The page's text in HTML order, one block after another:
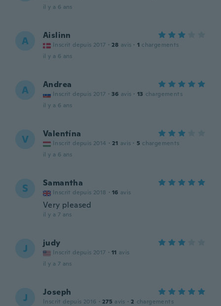
il y a 6 ans
A Aislinn
Inscrit depuis 2017 · 28 avis · 1 chargements
il y a 6 ans
A Andrea
Inscrit depuis 2017 · 36 avis · 13 chargements
il y a 6 ans
V Valentína
Inscrit depuis 2014 · 21 avis · 5 chargements
il y a 6 ans
S Samantha
Inscrit depuis 2018 · 16 avis
Very pleased
il y a 7 ans
J judy
Inscrit depuis 2017 · 11 avis
il y a 7 ans
J Joseph
Inscrit depuis 2016 · 275 avis · 2 chargements